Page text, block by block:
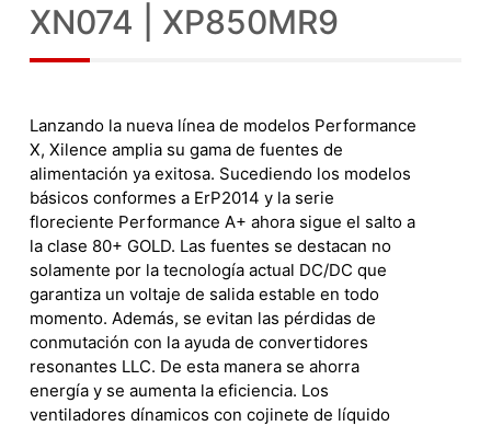
XN074 | XP850MR9
Lanzando la nueva línea de modelos Performance
X, Xilence amplia su gama de fuentes de
alimentación ya exitosa. Sucediendo los modelos
básicos conformes a ErP2014 y la serie
floreciente Performance A+ ahora sigue el salto a
la clase 80+ GOLD. Las fuentes se destacan no
solamente por la tecnología actual DC/DC que
garantiza un voltaje de salida estable en todo
momento. Además, se evitan las pérdidas de
conmutación con la ayuda de convertidores
resonantes LLC. De esta manera se ahorra
energía y se aumenta la eficiencia. Los
ventiladores dínamicos con cojinete de líquido